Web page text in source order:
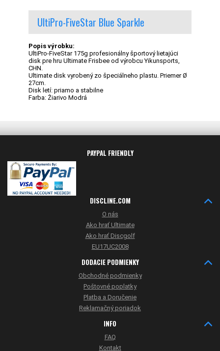
UltiPro-FiveStar Blue Sparkle
Popis výrobku:
UltiPro-FiveStar 175g profesionálny športový lietajúci
disk pre hru Ultimate Frisbee od výrobcu Yikunsports,
CHN.
Ultimate disk vyrobený zo špeciálneho plastu. Priemer Ø
27cm.
Disk letí: priamo a stabilne
Farba: Žiarivo Modrá
PAYPAL FRIENDLY
DISCLINE.COM
O nás
Ako hrať Ultimate
Ako hrať Discgolf
EU17UC2008
DODACIE PODMIENKY
Obchodné podmienky
Poštovné poplatky
Platba a Doručenie
Reklamačný poriadok
INFO
FAQ
Kontakt